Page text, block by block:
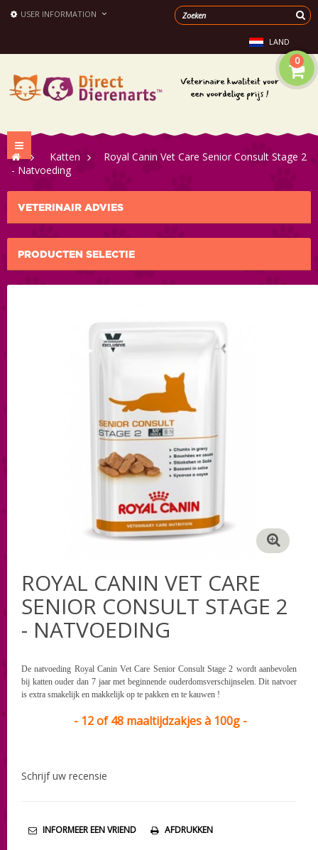
USER INFORMATION
LAND
0
Toggle
navigation
> Katten >
Royal Canin Vet Care Senior Consult Stage 2
- Natvoeding
VETERINAIR ADVIES
PRODUCTEN SELECTIE
ROYAL CANIN VET CARE
SENIOR CONSULT STAGE 2
- NATVOEDING
De natvoeding Royal Canin Vet Care Senior Consult Stage 2 wordt aanbevolen
bij katten ouder dan 7 jaar met beginnende ouderdomsverschijnselen . Dit natvoer
is extra smakelijk en makkelijk op te pakken en te kauwen !
- 12 of 48 maaltijdzakjes à 100g -
Schrijf uw recensie
INFORMEER EEN VRIEND AFDRUKKEN